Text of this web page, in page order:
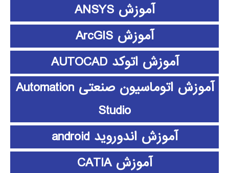
آموزش ANSYS
آموزش ArcGIS
آموزش اتوکد AUTOCAD
آموزش اتوماسیون صنعتی Automation
Studio
آموزش اندوروید android
آموزش CATIA